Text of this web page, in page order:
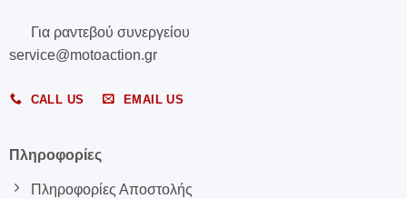
Για ραντεβού συνεργείου
service@motoaction.gr
CALL US EMAIL US
Πληροφορίες
Πληροφορίες Αποστολής